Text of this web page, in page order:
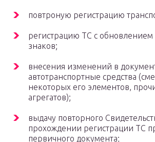
повтроную регистрацию
регистрацию ТС с
знаков;
внесения изменений в
автотранспортные средства
некоторых его элементов,
агрегатов);
выдачу повторного
прохождении регистрации ТС
первичного документа;